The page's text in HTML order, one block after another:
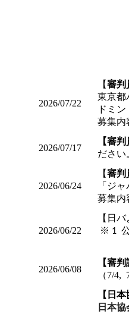
2026/07/22
【審判
東京都
ドミ
募集内
2026/07/17
【審判
ださい
2026/06/24
【審判
「ジ
募集内
2026/06/22
【日バ
※ 1
2026/06/08
【審判
（7/4,
【日
日本